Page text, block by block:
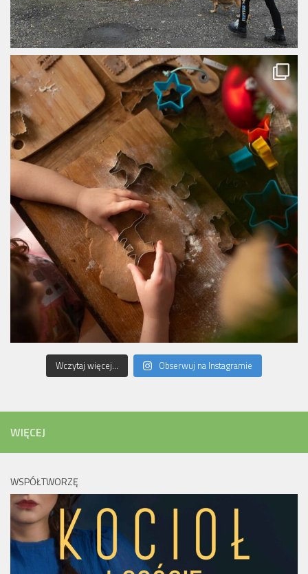
Wczytaj więcej... Obserwuj na Instagramie
WIĘCEJ
WSPÓŁTWORZĘ